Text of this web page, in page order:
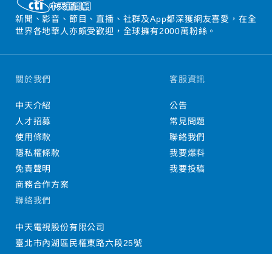
新聞、影音、節目、直播、社群及App都深獲網友喜愛，在全
世界各地華人亦頗受歡迎，全球擁有2000萬粉絲。
關於我們
中天介紹
人才招募
使用條款
隱私權條款
免責聲明
商務合作方案
客服資訊
公告
常見問題
聯絡我們
我要爆料
我要投稿
聯絡我們
中天電視股份有限公司
臺北市內湖區民權東路六段25號